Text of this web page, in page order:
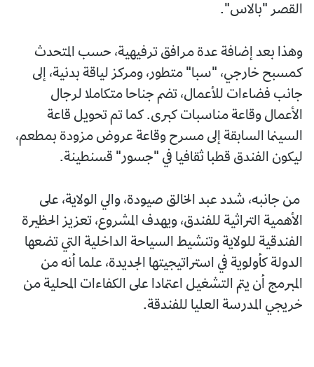
القصر "بالاس".
وهذا بعد إضافة عدة مرافق ترفيهية، حسب المتحدث
كمسبح خارجي، "سبا" متطور، ومركز لياقة بدنية، إلى
جانب فضاءات للأعمال، تضم جناحا متكاملا لرجال
الأعمال وقاعة مناسبات كبرى. كما تم تحويل قاعة
السينما السابقة إلى مسرح وقاعة عروض مزودة بمطعم،
ليكون الفندق قطبا ثقافيا في "جسور" قسنطينة.
من جانبه، شدد عبد الخالق صيودة، والي الولاية، على
الأهمية التراثية للفندق، ويهدف المشروع، تعزيز الحظيرة
الفندقية للولاية وتنشيط السياحة الداخلية التي تضعها
الدولة كأولوية في استراتيجيتها الجديدة، علما أنه من
المبرمج أن يتم التشغيل اعتمادا على الكفاءات المحلية من
خريجي المدرسة العليا للفندقة.